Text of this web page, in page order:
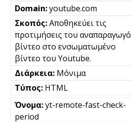
youtube.com
Αποθηκεύει τις
προτιμήσεις του αναπαραγωγό
βίντεο στο ενσωματωμένο
βίντεο του Youtube.
Μόνιμα
HTML
yt-remote-fast-check-
period